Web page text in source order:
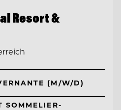
Resort &
(M/W/D)
SOMMELIER-